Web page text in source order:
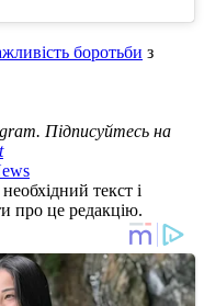
боротьби з
Підписуйтесь на
текст і
про це редакцію.